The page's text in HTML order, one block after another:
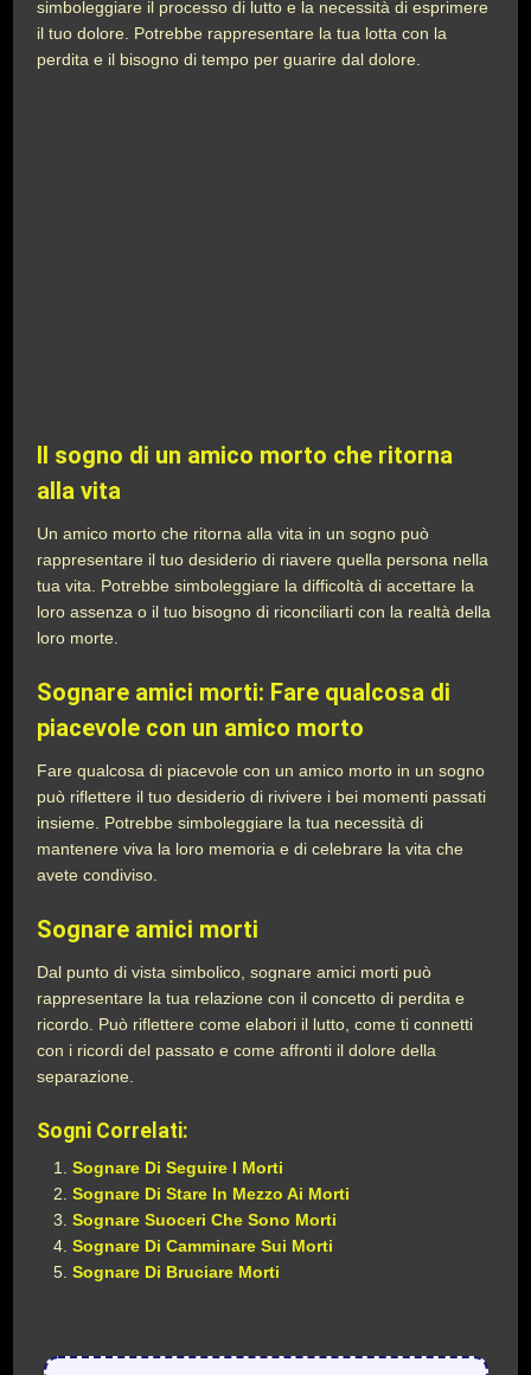
simboleggiare il processo di lutto e la necessità di esprimere
il tuo dolore. Potrebbe rappresentare la tua lotta con la
perdita e il bisogno di tempo per guarire dal dolore.
Il sogno di un amico morto che ritorna
alla vita
Un amico morto che ritorna alla vita in un sogno può
rappresentare il tuo desiderio di riavere quella persona nella
tua vita. Potrebbe simboleggiare la difficoltà di accettare la
loro assenza o il tuo bisogno di riconciliarti con la realtà della
loro morte.
Sognare amici morti: Fare qualcosa di
piacevole con un amico morto
Fare qualcosa di piacevole con un amico morto in un sogno
può riflettere il tuo desiderio di rivivere i bei momenti passati
insieme. Potrebbe simboleggiare la tua necessità di
mantenere viva la loro memoria e di celebrare la vita che
avete condiviso.
Sognare amici morti
Dal punto di vista simbolico, sognare amici morti può
rappresentare la tua relazione con il concetto di perdita e
ricordo. Può riflettere come elabori il lutto, come ti connetti
con i ricordi del passato e come affronti il dolore della
separazione.
Sogni Correlati:
Sognare Di Seguire I Morti
Sognare Di Stare In Mezzo Ai Morti
Sognare Suoceri Che Sono Morti
Sognare Di Camminare Sui Morti
Sognare Di Bruciare Morti